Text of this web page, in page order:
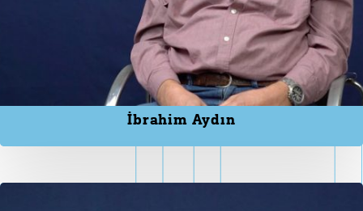
İbrahim Aydın